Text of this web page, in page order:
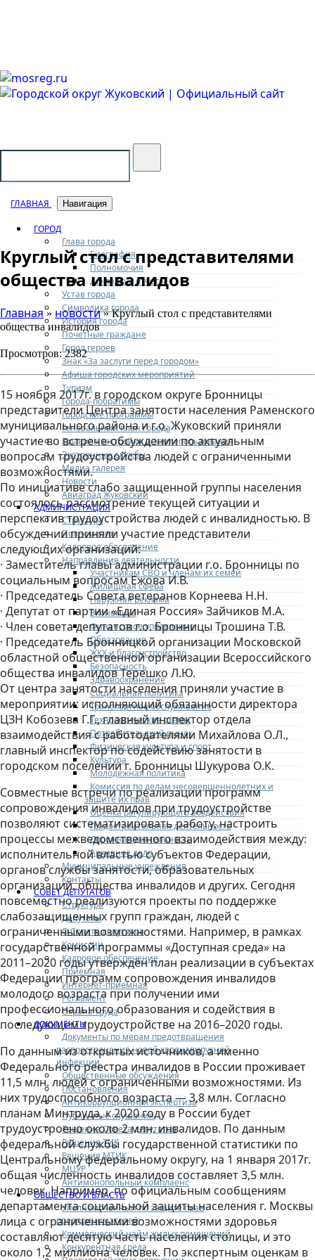
ГЛАВНАЯ Навигация
ГОРОД
Глава города
Биография
Полномочия
Доклады и отчеты
Устав города
Символика города
История города
Почетные граждане
Город героев
Знак «За заслуги перед городом»
Афиша городских мероприятий
Туризм
Города-побратимы
Городские программы
Генеральный план города
Правила застройки и землепользования
Экстренные службы
Медиа галерея
Новости
Авиаград Жуковский
АДМИНИСТРАЦИЯ
Структура
Полномочия
Кадровое обеспечение
Направления деятельности
Участникам СВО и членам их семей
Жилищная сфера
Наружная реклама
Экономика
Финансовое управление
Образование
ЖКХ и благоустройство
Безопасность
Здравоохранение
Социальная политика
Транспортное обслуживание
Технологические схемы
Потребительский рынок
Физическая культура и спорт
Культура
Молодежная политика
Комиссия по делам несовершеннолетних и
защите их прав
Оценка регулирующего воздействия
Градостроительная деятельность
Дорожная деятельность
Архивное дело
Муниципальные учреждения
Контакты
СОВЕТ ДЕПУТАТОВ
Структура
Депутаты
О Совете депутатов
Комиссии
Кадровое обеспечение
Приемная
Интернет-приемная
Регламент
Охрана труда
ДОКУМЕНТЫ
Документы по мерам предотвращения
распространения новой коронавирусной
инфекции
Общественные обсуждения
Постановления
Антикоррупционная экспертиза
Публичные слушания
Решения Совета депутатов
Решения ТИК
Решения МТИК
МЦУР
Антимонопольный комплаенс
ОБЩЕСТВО И ВЛАСТЬ
Уполномоченный по защите прав
предпринимателей
Коммерческий найм жилых помещений
Конкурентная среда
Круглый стол с представителями
общества инвалидов
Главная» новости» Круглый стол с представителями
общества инвалидов
Просмотров: 2382
15 ноября 2017г. в городском округе Бронницы
представители Центра занятости населения Раменского
муниципального района и г.о. Жуковский приняли
участие во встрече-обсуждении по актуальным
вопросам трудоустройства людей с ограниченными
возможностями.
По инициативе слабо защищенной группы населения
состоялось рассмотрение текущей ситуации и
перспектив трудоустройства людей с инвалидностью. В
обсуждении приняли участие представители
следующих организаций:
· Заместитель главы администрации г.о. Бронницы по
социальным вопросам Ежова И.В.
· Председатель Совета ветеранов Корнеева Н.Н.
· Депутат от партии «Единая Россия» Зайчиков М.А.
· Член совета депутатов г.о. Бронницы Трошина Т.В.
· Председатель Бронницкой организации Московской
областной общественной организации Всероссийского
общества инвалидов Терешко Л.Ю.
От центра занятости населения приняли участие в
мероприятии: исполняющий обязанности директора
ЦЗН Кобозева Г.Г., главный инспектор отдела
взаимодействия с работодателями Михайлова О.Л.,
главный инспектор по содействию занятости в
городском поселении г. Бронницы Шукурова О.К.
Совместные встречи по реализации программ
сопровождения инвалидов при трудоустройстве
позволяют систематизировать работу, настроить
процессы межведомственного взаимодействия между:
исполнительной властью субъектов Федерации,
органов службы занятости, образовательных
организаций, общества инвалидов и других. Сегодня
повсеместно реализуются проекты по поддержке
слабозащищенных групп граждан, людей с
ограниченными возможностями. Например, в рамках
государственной программы «Доступная среда» на
2011–2020 годы утверждён план реализации в субъектах
Федерации программ сопровождения инвалидов
молодого возраста при получении ими
профессионального образования и содействия в
последующем трудоустройстве на 2016–2020 годы.
По данным из открытых источников, а именно
Федерального реестра инвалидов в России проживает
11,5 млн. людей с ограниченными возможностями. Из
них трудоспособного возраста — 3,8 млн. Согласно
планам Минтруда, к 2020 году в России будет
трудоустроено около 2 млн. инвалидов. По данным
федеральной службы государственной статистики по
Центральному федеральному округу, на 1 января 2017г.
общая численность инвалидов составляет 3,5 млн.
человек. Например, по официальным сообщениям
департамента социальной защиты населения г. Москвы
лица с ограниченными возможностями здоровья
составляют десятую часть населения столицы, и это
около 1,2 миллиона человек. По экспертным оценкам в